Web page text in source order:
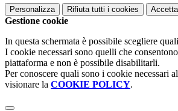
Personalizza Rifiuta tutti i cookies
Gestione cookie
In questa schermata è possibile scegliere
I cookie necessari sono quelli che
piattaforma e non è possibile disabilitarli.
Per conoscere quali sono i cookie necessari
visionare la COOKIE POLICY.